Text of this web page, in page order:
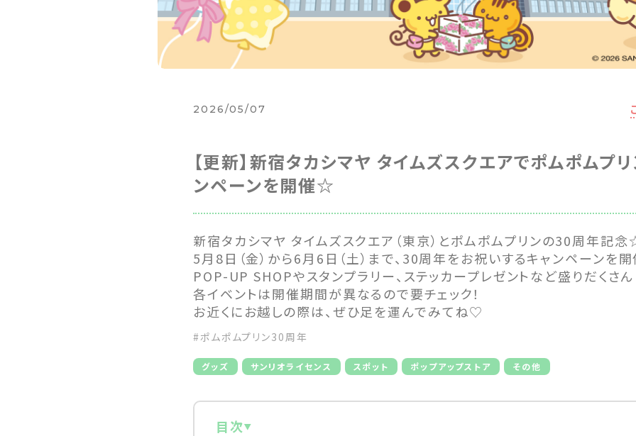
2026/05/07
【更新】新宿タカシマヤ タイムズスクエアでポムポムプ
ンペーンを開催☆
新宿タカシマヤ タイムズスクエア（東京）とポムポムプリンの30周年記
5月8日（金）から6月6日（土）まで、30周年をお祝いするキャンペーンを開
POP-UP SHOPやスタンプラリー、ステッカープレゼントなど盛りだくさ
各イベントは開催期間が異なるので要チェック！
お近くにお越しの際は、ぜひ足を運んでみてね♡
#ポムポムプリン30周年
グッズ サンリオライセンス スポット ポップアップストア その他
目次